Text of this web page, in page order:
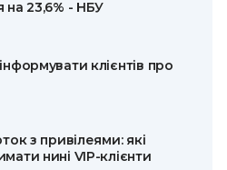
на 23,6% - НБУ
клієнтів про
з привілеями: які
нині VIP-клієнти